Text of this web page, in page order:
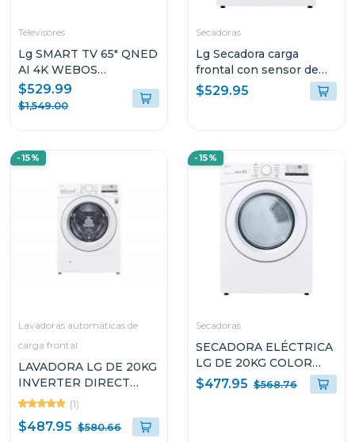
Televisores
Lg SMART TV 65" QNED
AI 4K WEBOS
65QNED73ASA
$529.99
$1,549.00
Secadoras
Lg Secadora carga
frontal con sensor de
secado sensor dry y
conectivdad thinq de
$529.95
-15%
Lavadoras automáticas de
carga frontal
LAVADORA LG DE 20KG
INVERTER DIRECT
DRIVE THINQ
WM20WV26W
(1)
$487.95 $580.66
-15%
Secadoras
SECADORA ELÉCTRICA
LG DE 20KG COLOR
BLANCO THINQ
DF20WV2EW
$477.95 $568.76